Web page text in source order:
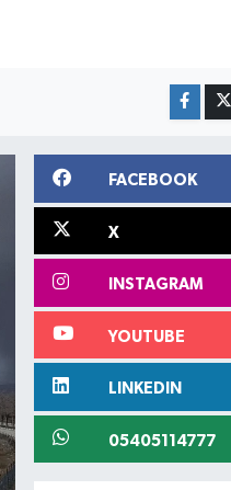
FACEBOOK
X
INSTAGRAM
YOUTUBE
LINKEDIN
05405114777